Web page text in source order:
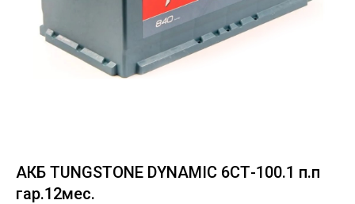
АКБ TUNGSTONE DYNAMIC 6СТ-100.1 п.п
гар.12мес.